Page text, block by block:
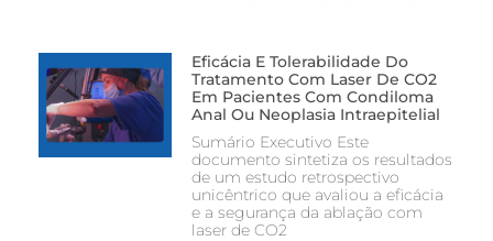
Eficácia E Tolerabilidade Do
Tratamento Com Laser De CO2
Em Pacientes Com Condiloma
Anal Ou Neoplasia Intraepitelial
Sumário Executivo Este
documento sintetiza os resultados
de um estudo retrospectivo
unicêntrico que avaliou a eficácia
e a segurança da ablação com
laser de CO2